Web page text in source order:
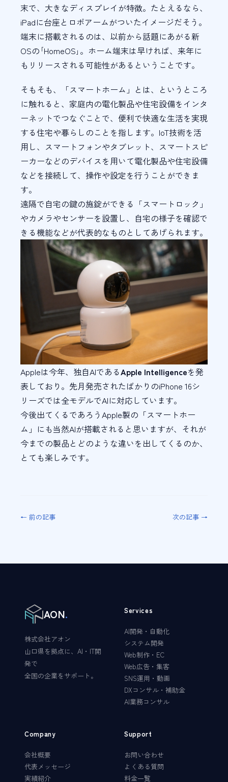
末で、大きなディスプレイが特徴。たとえるなら、
iPadに台座とロボアームがついたイメージだそう。
端末に搭載されるのは、以前から話題にあがる新
OSの｢HomeOS｣。ホーム端末は早ければ、来年に
もリリースされる可能性があるということです。
そもそも、「スマートホーム」とは、というところ
に触れると、家庭内の電化製品や住宅設備をインタ
ーネットでつなぐことで、便利で快適な生活を実現
する住宅や暮らしのことを指します。IoT技術を活
用し、スマートフォンやタブレット、スマートスピ
ーカーなどのデバイスを用いて電化製品や住宅設備
などを接続して、操作や設定を行うことができま
す。
遠隔で自宅の鍵の施錠ができる「スマートロック」
やカメラやセンサーを設置し、自宅の様子を確認で
きる機能などが代表的なものとしてあげられます。
Appleは今年、独自AIであるApple Intelligenceを発
表しており。先月発売されたばかりのiPhone 16シ
リーズでは全モデルでAIに対応しています。
今後出てくるであろうApple製の「スマートホー
ム」にも当然AIが搭載されると思いますが、それが
今までの製品とどのような違いを出してくるのか、
とても楽しみです。
← 前の記事 次の記事 →
AON.
株式会社アオン
山口県を拠点に、AI・IT開
発で
全国の企業をサポート。
Services
AI開発・自動化
システム開発
Web制作・EC
Web広告・集客
SNS運用・動画
DXコンサル・補助金
AI業務コンサル
Company
会社概要
代表メッセージ
実績紹介
Support
お問い合わせ
よくある質問
料金一覧